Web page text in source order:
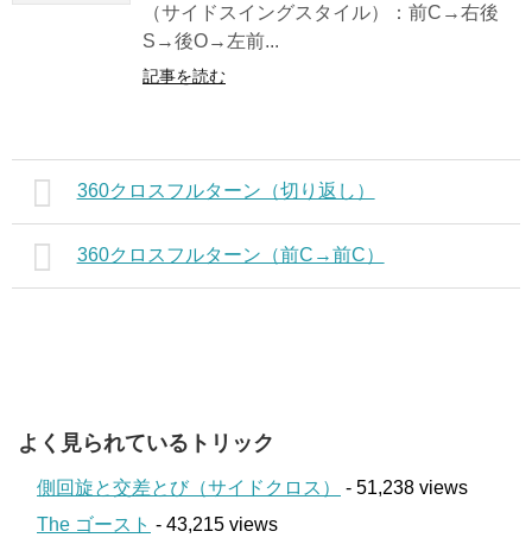
（サイドスイングスタイル）：前C→右後
S→後O→左前...
記事を読む
360クロスフルターン（切り返し）
360クロスフルターン（前C→前C）
よく見られているトリック
側回旋と交差とび（サイドクロス）
- 51,238 views
The ゴースト - 43,215 views